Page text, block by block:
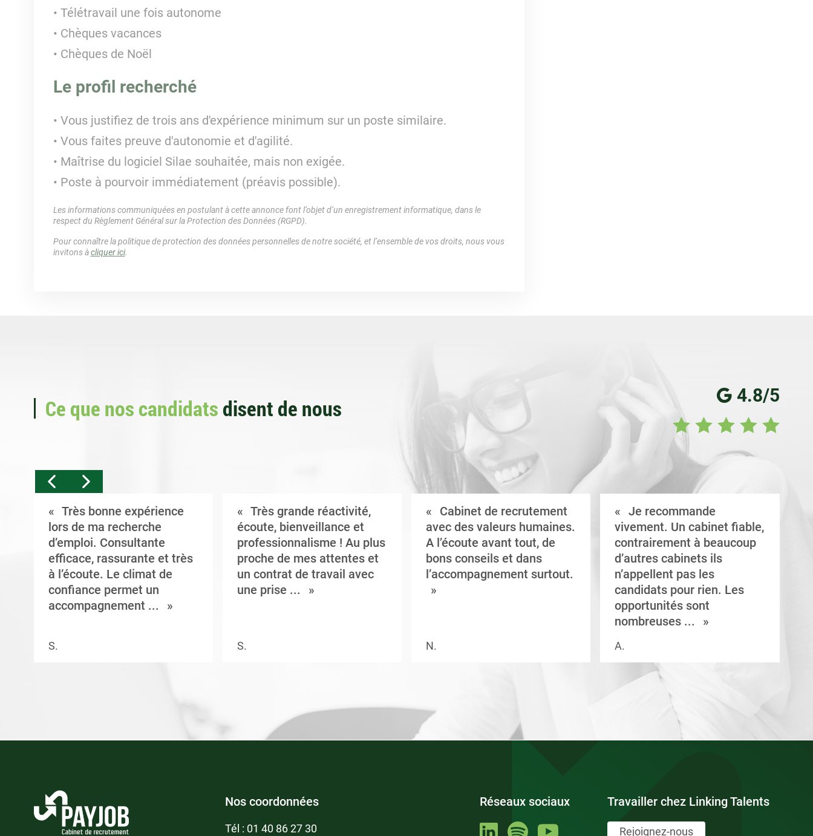
Télétravail une fois autonome
Chèques vacances
Chèques de Noël
Le profil recherché
Vous justifiez de trois ans d'expérience minimum sur un poste similaire.
Vous faites preuve d'autonomie et d'agilité.
Maîtrise du logiciel Silae souhaitée, mais non exigée.
Poste à pourvoir immédiatement (préavis possible).
Les informations communiquées en postulant à cette annonce font l’objet d’un enregistrement informatique, dans le
respect du Règlement Général sur la Protection des Données (RGPD).
Pour connaître la politique de protection des données personnelles de notre société, et l’ensemble de vos droits, nous vous
invitons àcliquer ici.
4.8/5
Ce que nos candidats disent de nous
Très bonne expérience
lors de ma recherche
d’emploi. Consultante
efficace, rassurante et très
à l’écoute. Le climat de
confiance permet un
accompagnement ...
S.
Très grande réactivité,
écoute, bienveillance et
professionnalisme ! Au plus
proche de mes attentes et
un contrat de travail avec
une prise ...
S.
Cabinet de recrutement
avec des valeurs humaines.
A l’écoute avant tout, de
bons conseils et dans
l’accompagnement surtout.
N.
Je recommande
vivement. Un cabinet fiable,
contrairement à beaucoup
d’autres cabinets ils
n’appellent pas les
candidats pour rien. Les
opportunités sont
nombreuses ...
A.
Nos coordonnées
Tél : 01 40 86 27 30
Réseaux sociaux Travailler chez Linking Talents
Rejoignez-nous